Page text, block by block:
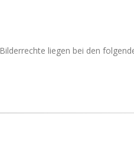
liegen bei den